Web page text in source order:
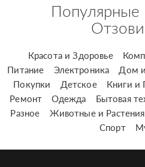
Популярные
Красота и Здоровье
Питание
Электроника Дом
Покупки
Детское Книги и
Ремонт
Одежда Бытовая
Разное
Животные и Растения
Спорт